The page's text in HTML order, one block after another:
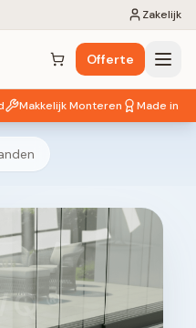
Zakelijk
Winkelwagen ( 0 items)
Offerte
Makkelijk Monteren Made in EU